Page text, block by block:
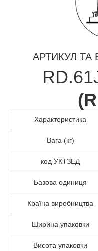
АРТИКУЛ ТА
(
Характеристика
Вага (кг)
код УКТЗЕД
Базова одиниця
Країна виробництва
Ширина упаковки
Висота упаковки